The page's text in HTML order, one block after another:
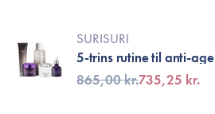
SURISURI
5-trins rutine til anti-age
865,00 kr.735,25 kr.